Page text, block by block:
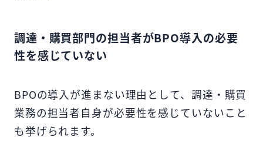
調達・購買部門の担当者がBPO導入の必要
性を感じていない
BPOの導入が進まない理由として、調達・購買
業務の担当者自身が必要性を感じていないこと
も挙げられます。